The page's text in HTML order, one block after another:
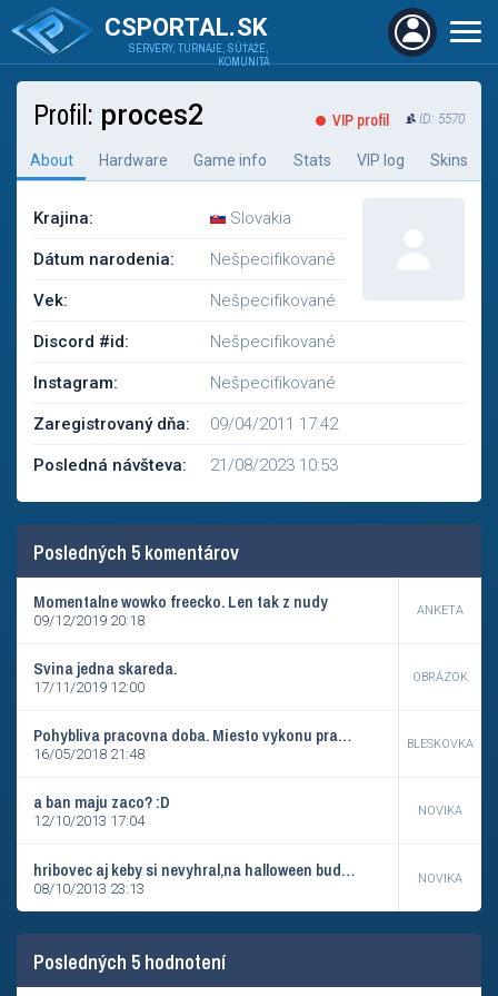
CSPORTAL.SK
SERVERY, TURNAJE, SÚŤAŽE,
KOMUNITA
Profil: proces2 VIP profil ID: 5570
About Hardware Game info Stats VIP log Skins
Krajina: Slovakia
Dátum narodenia: Nešpecifikované
Vek: Nešpecifikované
Discord #id: Nešpecifikované
Instagram: Nešpecifikované
Zaregistrovaný dňa: 09/04/2011 17:42
Posledná návšteva: 21/08/2023 10:53
Posledných 5 komentárov
Momentalne wowko freecko. Len tak z nudy
09/12/2019 20:18
ANKETA
Svina jedna skareda.
17/11/2019 12:00
OBRÁZOK
Pohybliva pracovna doba. Miesto vykonu prace,a prostredie. Dolezite by malo byt aj to,aka velka fluktuacia tam je. A teda uz ked menis pracu,tak ci si aj financne polepsis. Radsej nech da zamestnavatel vyssie odmeny,ako napr. kava alebo trapne fitko zadarmo. Alebo dokonca,ponuka anglictinu zadarmo,alebo ine sprostosti typu beh zadarmo. To nie su benefity z ktorych sa clovek naje.
16/05/2018 21:48
BLESKOVKA
a ban maju zaco? :D
12/10/2013 17:04
NOVIKA
hribovec aj keby si nevyhral,na halloween bude nejaka akcia,mozno aj cs1,6 za 2 ecka
08/10/2013 23:13
NOVIKA
Posledných 5 hodnotení